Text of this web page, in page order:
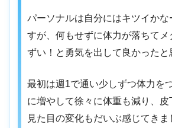
パーソナルは自分にはキツイか
すが、何もせずに体力が落ちてメ
ずい！と勇気を出して良かったと
最初は週1で通い少しずつ体力を
に増やして徐々に体重も減り、皮
見た目の変化もだいぶ感じてきま